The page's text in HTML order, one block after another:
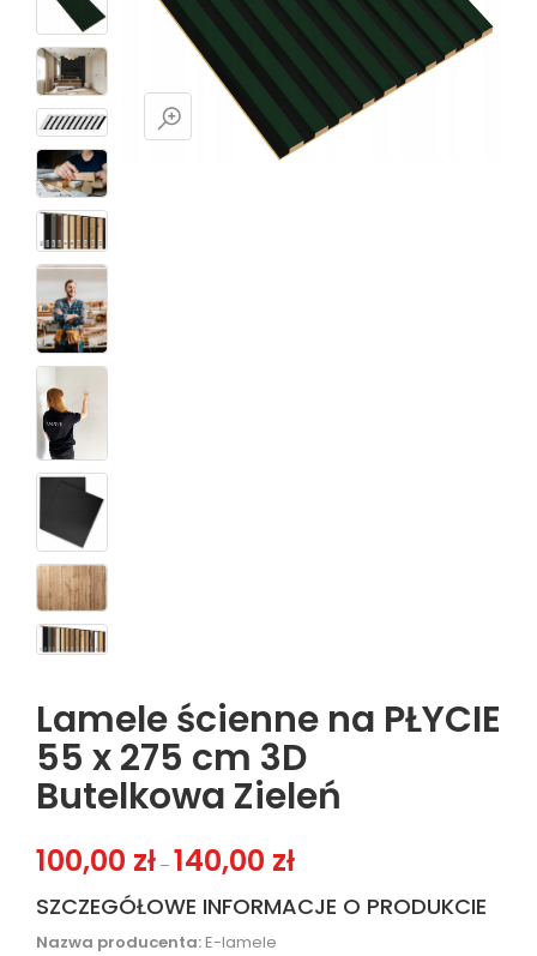
Lamele ścienne na PŁYCIE
55 x 275 cm 3D
Butelkowa Zieleń
100,00 zł – 140,00 zł
SZCZEGÓŁOWE INFORMACJE O PRODUKCIE
Nazwa producenta: E-lamele